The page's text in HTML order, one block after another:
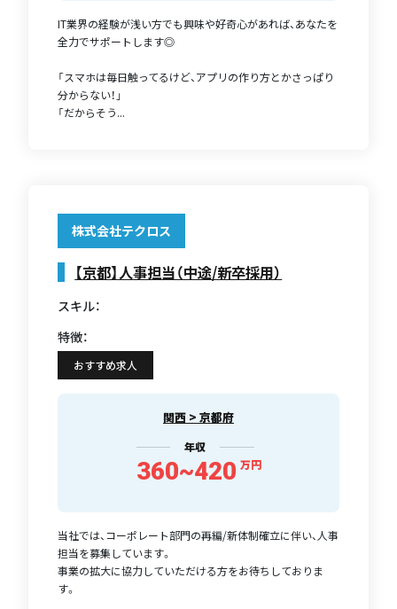
IT業界の経験が浅い方でも興味や好奇心があれば、あなたを
全力でサポートします◎
「スマホは毎日触ってるけど、アプリの作り方とかさっぱり
分からない！」
「だからそう...
株式会社テクロス
【京都】人事担当（中途/新卒採用）
スキル：
特徴：
おすすめ求人
関西 > 京都府
年収
360~420 万円
当社では、コーポレート部門の再編/新体制確立に伴い、人事
担当を募集しています。
事業の拡大に協力していただける方をお待ちしておりま
す。